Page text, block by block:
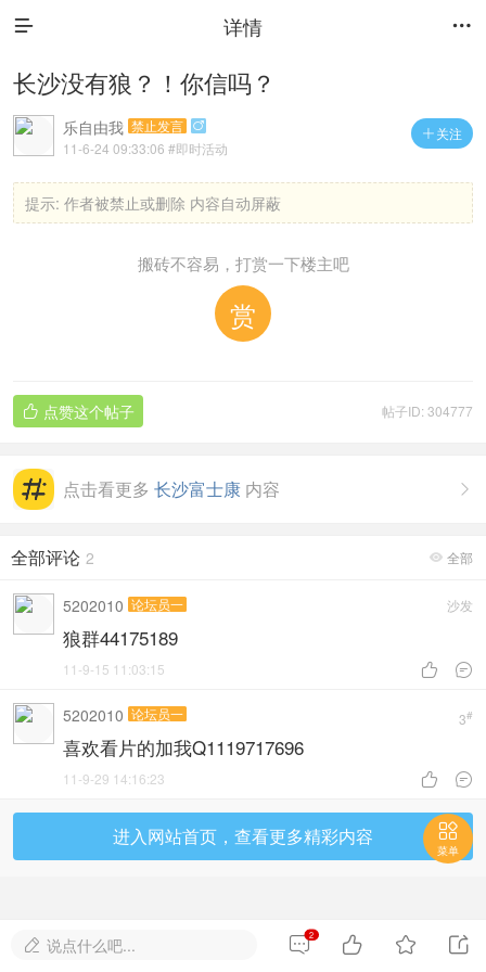
 详情 
长沙没有狼？！你信吗？
 关注
乐自由我 禁止发言 
11-6-24 09:33:06 #即时活动
提示: 作者被禁止或删除 内容自动屏蔽
搬砖不容易，打赏一下楼主吧
赏
帖子ID: 304777
 点赞这个帖子

点击看更多 长沙富士康 内容
 全部
全部评论 2
沙发
5202010 论坛员一
狼群44175189
 
11-9-15 11:03:15
3#
5202010 论坛员一
喜欢看片的加我Q1119717696
 
11-9-29 14:16:23
进入网站首页，查看更多精彩内容 
菜单
 说点什么吧... 2   